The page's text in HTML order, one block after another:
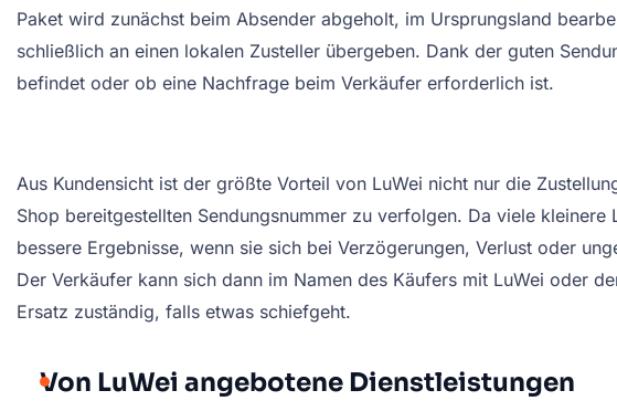
Paket wird zunächst beim Absender abgeholt, im Ursprungsland
schließlich an einen lokalen Zusteller übergeben. Dank der guten
befindet oder ob eine Nachfrage beim Verkäufer erforderlich ist.
Aus Kundensicht ist der größte Vorteil von LuWei nicht nur die
Shop bereitgestellten Sendungsnummer zu verfolgen. Da viele
bessere Ergebnisse, wenn sie sich bei Verzögerungen, Verlust oder
Der Verkäufer kann sich dann im Namen des Käufers mit LuWei oder
Ersatz zuständig, falls etwas schiefgeht.
Von LuWei angebotene Dienstleistungen